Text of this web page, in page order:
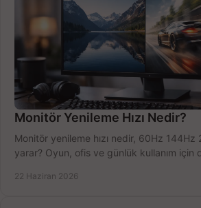
Monitör Yenileme Hızı Nedir?
Monitör yenileme hızı nedir, 60Hz 144Hz
yarar? Oyun, ofis ve günlük kullanım için
22 Haziran 2026